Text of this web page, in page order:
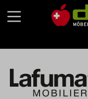
Zum Hauptinhalt